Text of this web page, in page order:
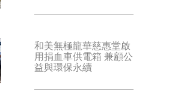
和美無極龍華慈惠堂啟
用捐血車供電箱 兼顧公
益與環保永續